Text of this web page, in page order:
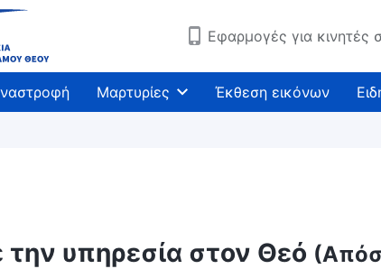
Εφαρμογές για κινητές
Μαρτυρίες Έκθεση εικόνων
την υπηρεσία στον Θεό